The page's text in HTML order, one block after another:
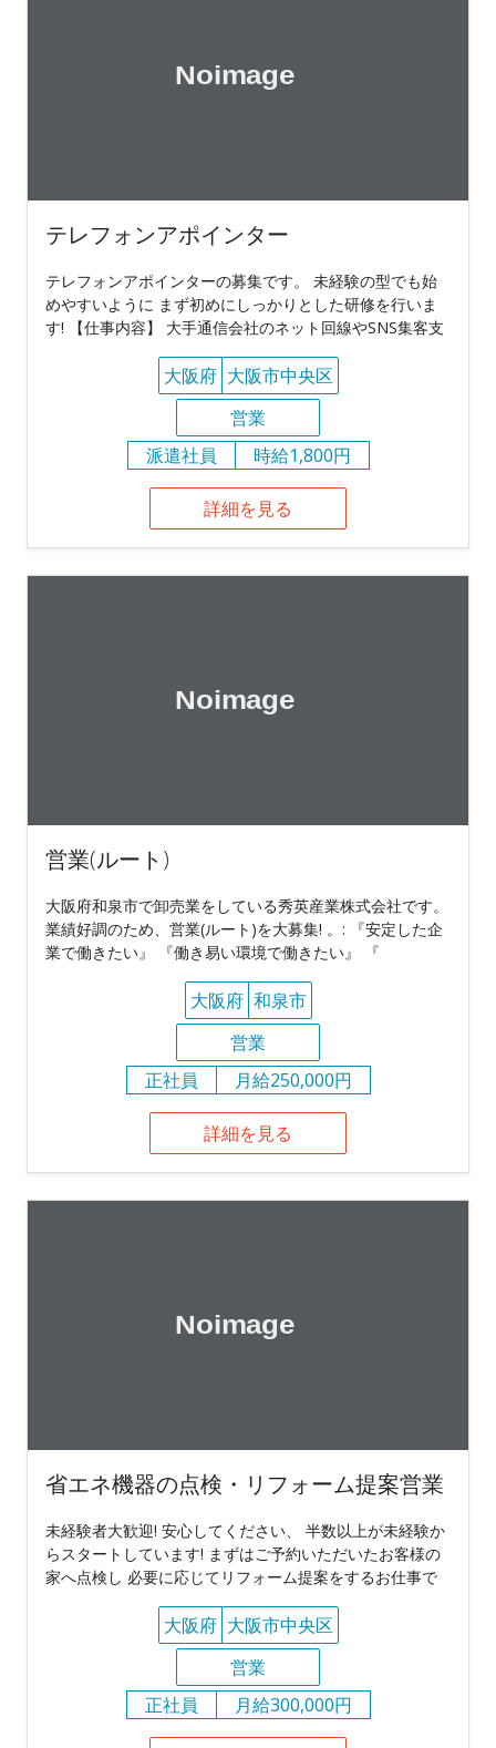
テレフォンアポインター
テレフォンアポインターの募集です。 未経験の型でも始
めやすいように まず初めにしっかりとした研修を行いま
す! 【仕事内容】 大手通信会社のネット回線やSNS集客支
大阪府 大阪市中央区
営業
派遣社員
時給1,800円
詳細を見る
営業(ルート)
大阪府和泉市で卸売業をしている秀英産業株式会社です。
業績好調のため、営業(ルート)を大募集! 。: 『安定した企
業で働きたい』 『働き易い環境で働きたい』 『
大阪府 和泉市
営業
正社員
月給250,000円
詳細を見る
省エネ機器の点検・リフォーム提案営業
未経験者大歓迎! 安心してください、 半数以上が未経験か
らスタートしています! まずはご予約いただいたお客様の
家へ点検し 必要に応じてリフォーム提案をするお仕事で
大阪府 大阪市中央区
営業
正社員
月給300,000円